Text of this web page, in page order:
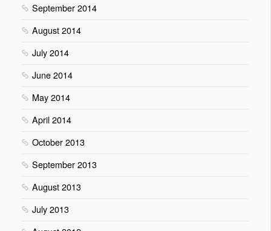
September 2014
August 2014
July 2014
June 2014
May 2014
April 2014
October 2013
September 2013
August 2013
July 2013